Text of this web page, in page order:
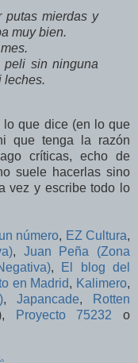
putas mierdas y
muy bien.
peli sin ninguna
leches.
lo que dice (en lo que
que tenga la razón
críticas, echo de
suele hacerlas sino
vez y escribe todo lo
número, EZ Cultura,
, Juan Peña (Zona
, El blog del
en Madrid, Kalimero,
, Japancade,
Rotten
Proyecto 75232 o